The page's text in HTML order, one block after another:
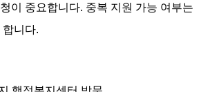
이 중요합니다. 중복 지원 가능 여부는
합니다.